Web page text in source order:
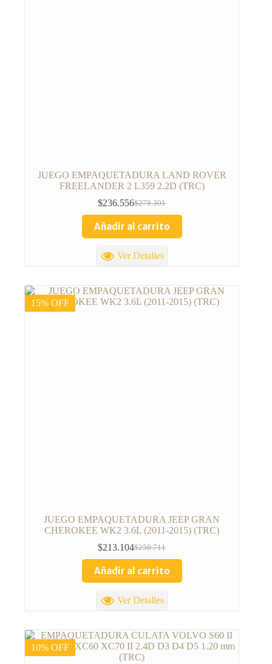
JUEGO EMPAQUETADURA LAND ROVER
FREELANDER 2 L359 2.2D (TRC)
$278.301
$236.556
Añadir al carrito
Ver Detalles
15% OFF
JUEGO EMPAQUETADURA JEEP GRAN
CHEROKEE WK2 3.6L (2011-2015) (TRC)
$250.711
$213.104
Añadir al carrito
Ver Detalles
10% OFF